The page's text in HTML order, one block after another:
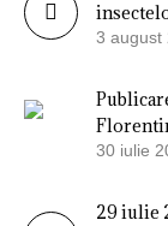
3 august
30 iulie
29 iulie